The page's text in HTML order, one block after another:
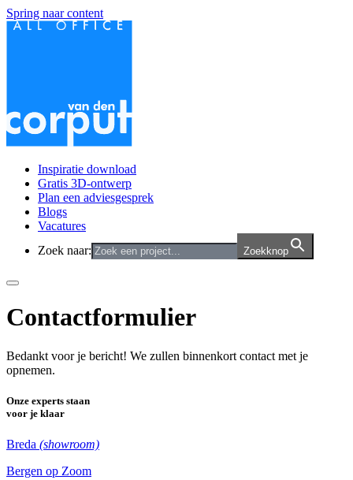
Spring naar content
Inspiratie download
Gratis 3D-ontwerp
Plan een adviesgesprek
Blogs
Vacatures
Zoek naar:
Zoekknop
Contactformulier
Bedankt voor je bericht! We zullen binnenkort contact met je
opnemen.
Onze experts staan
voor je klaar
Breda (showroom)
Bergen op Zoom